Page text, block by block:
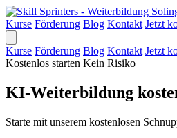
Kurse Förderung Blog Kontakt Jetzt
Kurse Förderung Blog Kontakt Jetzt
Kostenlos starten Kein Risiko
KI-Weiterbildung
Starte mit unserem kostenlosen